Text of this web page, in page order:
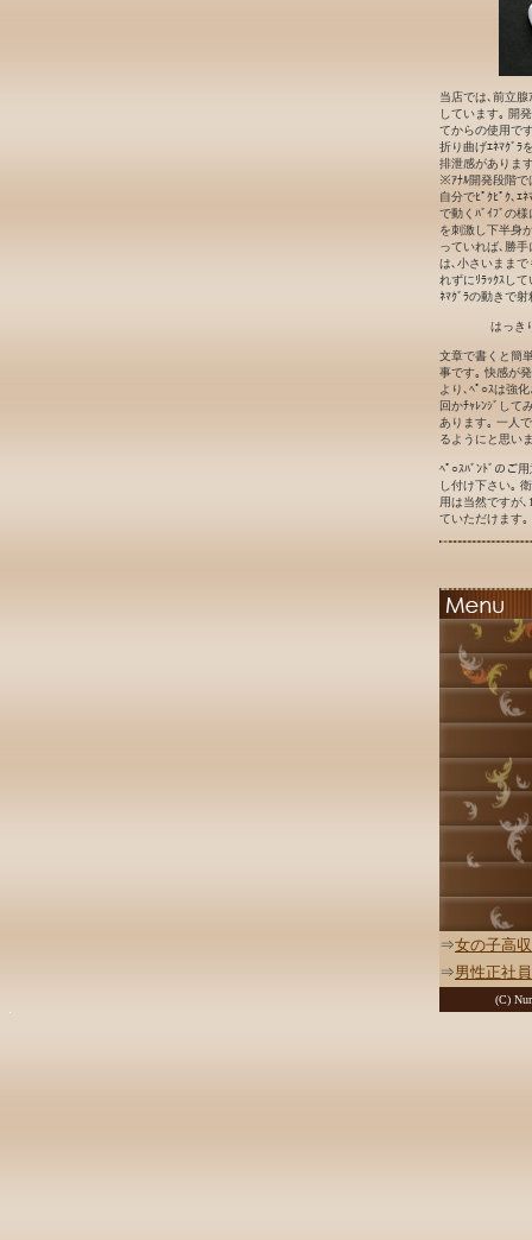
当店では､前立腺
しています｡ 開
てからの使用で
折り曲げｴﾈﾏｸﾞﾗ
排泄感がありま
※ｱﾅﾙ開発段階で
自分でﾋﾟｸﾋﾟｸ､ｴ
で動くﾊﾞｲﾌﾞの
を刺激し下半身
っていれば､勝
は､小さいまま
れずにﾘﾗｯｸｽし
ﾈﾏｸﾞﾗの動きで射
はっき
文章で書くと簡
事です｡ 快感が
より､ﾍﾟ○ｽは強
回かﾁｬﾚﾝｼﾞして
あります｡ 一人
るようにと思い
ﾍﾟ○ｽﾊﾞﾝﾄﾞのご
し付け下さい｡
用は当然ですが､
ていただけます｡
⇒女の子高
⇒男性正社
(C)